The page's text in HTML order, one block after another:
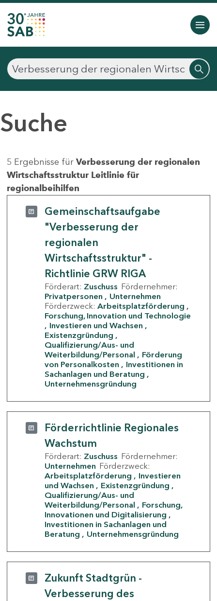
Suche
5 Ergebnisse für Verbesserung der regionalen
Wirtschaftsstruktur Leitlinie für
regionalbeihilfen
Gemeinschaftsaufgabe
"Verbesserung der
regionalen
Wirtschaftsstruktur" -
Richtlinie GRW RIGA
Förderart: Zuschuss Fördernehmer:
Privatpersonen
Unternehmen
Förderzweck: Arbeitsplatzförderung
Forschung, Innovation und Technologie
Investieren und Wachsen
Existenzgründung
Qualifizierung/Aus- und
Weiterbildung/Personal
Förderung
von Personalkosten
Investitionen in
Sachanlagen und Beratung
Unternehmensgründung
Förderrichtlinie Regionales
Wachstum
Förderart: Zuschuss Fördernehmer:
Unternehmen Förderzweck:
Arbeitsplatzförderung
Investieren
und Wachsen
Existenzgründung
Qualifizierung/Aus- und
Weiterbildung/Personal
Forschung,
Innovationen und Digitalisierung
Investitionen in Sachanlagen und
Beratung
Unternehmensgründung
Zukunft Stadtgrün -
Verbesserung des